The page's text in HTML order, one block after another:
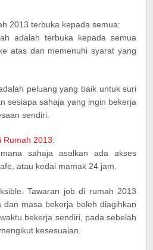
2013 terbuka kepada semua:
adalah terbuka kepada semua
atas dan memenuhi syarat yang
peluang yang baik untuk suri
sesiapa sahaja yang ingin bekerja
sendiri.
Rumah 2013:
sahaja asalkan ada akses
atau kedai mamak 24 jam.
Tawaran job di rumah 2013
masa bekerja boleh diagihkan
bekerja sendiri, pada sebelah
kesesuaian.